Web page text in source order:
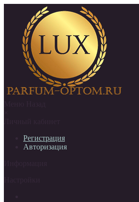
Регистрация
Авторизация